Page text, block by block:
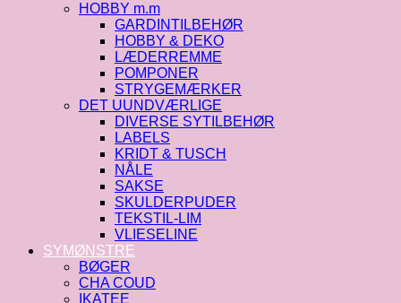
HOBBY m.m
GARDINTILBEHØR
HOBBY & DEKO
LÆDERREMME
POMPONER
STRYGEMÆRKER
DET UUNDVÆRLIGE
DIVERSE SYTILBEHØR
LABELS
KRIDT & TUSCH
NÅLE
SAKSE
SKULDERPUDER
TEKSTIL-LIM
VLIESELINE
SYMØNSTRE
BØGER
CHA COUD
IKATEE